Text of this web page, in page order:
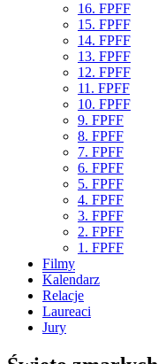
16. FPFF
15. FPFF
14. FPFF
13. FPFF
12. FPFF
11. FPFF
10. FPFF
9. FPFF
8. FPFF
7. FPFF
6. FPFF
5. FPFF
4. FPFF
3. FPFF
2. FPFF
1. FPFF
Filmy
Kalendarz
Relacje
Laureaci
Jury